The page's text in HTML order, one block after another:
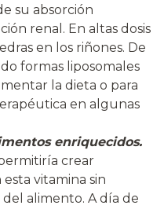
su absorción
renal. En altas dosis
en los riñones. De
formas liposomales
la dieta o para
en algunas
enriquecidos.
crear
vitamina sin
alimento. A día de